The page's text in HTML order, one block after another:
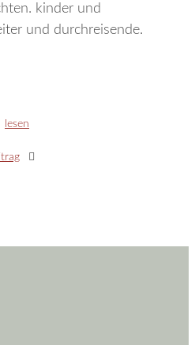
kinder und
und durchreisende.
schlagwörter
lesen